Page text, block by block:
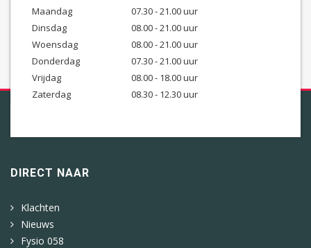
Maandag
07.30 - 21.00 uur
Dinsdag
08.00 - 21.00 uur
Woensdag
08.00 - 21.00 uur
Donderdag
07.30 - 21.00 uur
Vrijdag
08.00 - 18.00 uur
Zaterdag
08.30 - 12.30 uur
DIRECT NAAR
Klachten
Nieuws
Fysio 058